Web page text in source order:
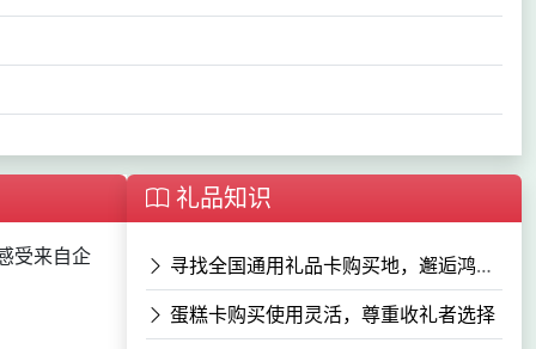
受来自企
礼品知识
寻找全国通用礼品卡购买地，邂逅鸿礼双卡魅力
蛋糕卡购买使用灵活，尊重收礼者选择